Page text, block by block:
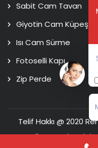
Sabit Cam Tavan
Giyotin Cam Küpeşte
Isı Cam Sürme
Fotoselli Kapı
Zip Perde
Telif Hakkı @ 2020
KodlamaUsim